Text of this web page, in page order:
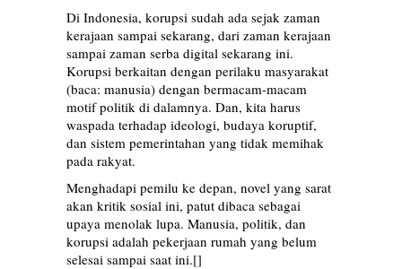
Di Indonesia, korupsi sudah ada sejak zaman
kerajaan sampai sekarang, dari zaman kerajaan
sampai zaman serba digital sekarang ini.
Korupsi berkaitan dengan perilaku masyarakat
(baca: manusia) dengan bermacam-macam
motif politik di dalamnya. Dan, kita harus
waspada terhadap ideologi, budaya koruptif,
dan sistem pemerintahan yang tidak memihak
pada rakyat.
Menghadapi pemilu ke depan, novel yang sarat
akan kritik sosial ini, patut dibaca sebagai
upaya menolak lupa. Manusia, politik, dan
korupsi adalah pekerjaan rumah yang belum
selesai sampai saat ini.[]